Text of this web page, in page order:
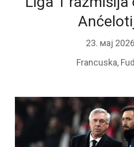
23. мај
Francuska,